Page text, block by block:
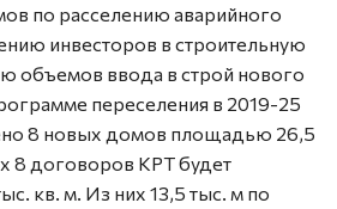
по расселению аварийного
инвесторов в строительную
объемов ввода в строй нового
переселения в 2019-25
8 новых домов площадью 26,5
8 договоров КРТ будет
кв. м. Из них 13,5 тыс. м по